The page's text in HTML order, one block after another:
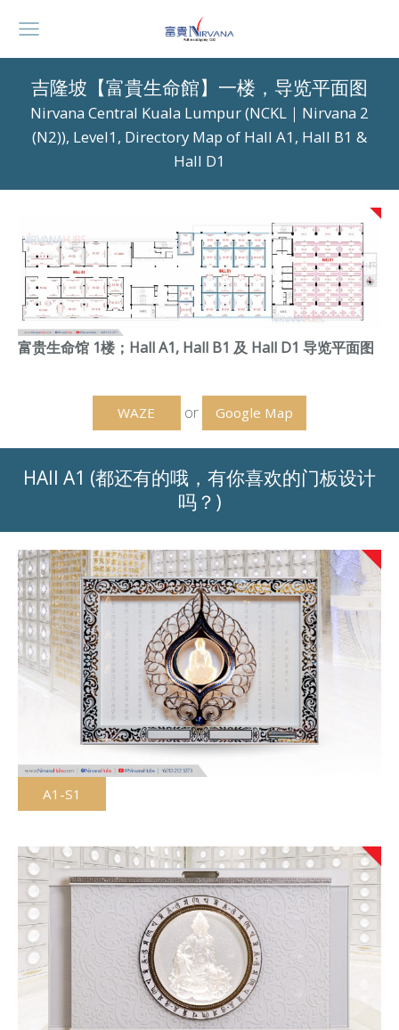
吉隆坡【富貴生命館】一楼，导览平面图
Nirvana Central Kuala Lumpur (NCKL｜Nirvana 2
(N2)), Level1, Directory Map of Hall A1, Hall B1 &
Hall D1
富贵生命馆 1楼；Hall A1, Hall B1 及 Hall D1 导览平面图
WAZE or Google Map
HAll A1 (都还有的哦，有你喜欢的门板设计
吗？)
A1-S1